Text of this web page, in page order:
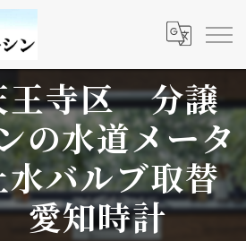
王寺区 分譲
の水道メータ
バルブ取替
愛知時計